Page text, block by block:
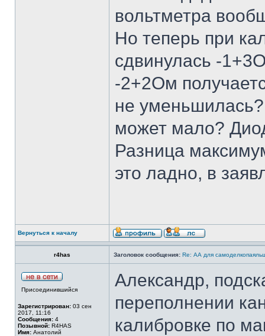
вольтметра
Но теперь при
сдвинулась -
-2+2Ом
не
может мало?
Разница
это ладно, в
Вернуться к началу
r4has Заголовок сообщения: Re: АА для
Присоединившийся
Зарегистрирован: 03 сен
2017, 11:16
Сообщения: 4
Позывной: R4HAS
Имя: Анатолий
Александр,
переполнении
калибровке по